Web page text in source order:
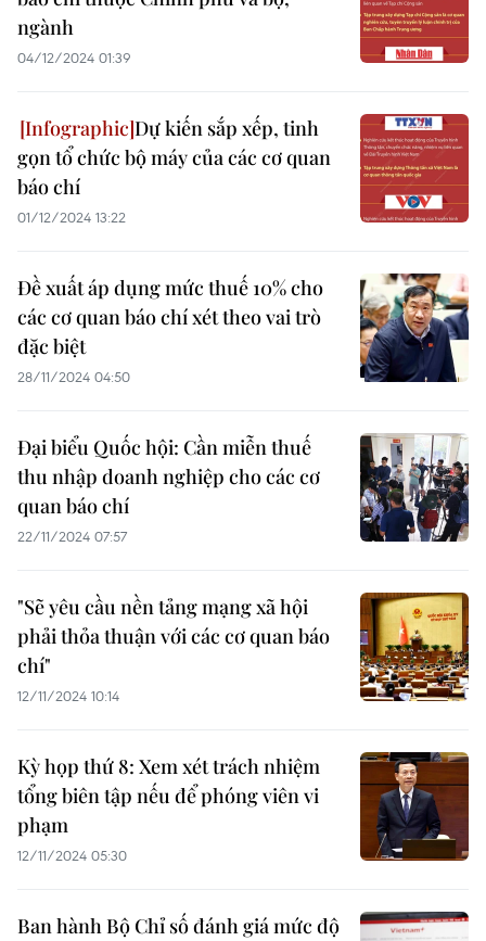
ngành
04/12/2024 01:39
Dự kiến sắp xếp, tinh
gọn tổ chức bộ máy của các cơ quan
báo chí
01/12/2024 13:22
Đề xuất áp dụng mức thuế 10% cho
các cơ quan báo chí xét theo vai trò
đặc biệt
28/11/2024 04:50
Đại biểu Quốc hội: Cần miễn thuế
thu nhập doanh nghiệp cho các cơ
quan báo chí
22/11/2024 07:57
"Sẽ yêu cầu nền tảng mạng xã hội
phải thỏa thuận với các cơ quan báo
chí"
12/11/2024 10:14
Kỳ họp thứ 8: Xem xét trách nhiệm
tổng biên tập nếu để phóng viên vi
phạm
12/11/2024 05:30
Ban hành Bộ Chỉ số đánh giá mức độ